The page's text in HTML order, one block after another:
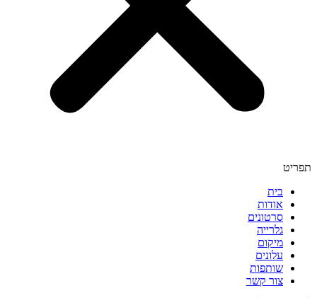
תפריט
בית
אודות
סרטונים
גלרייה
מיקום
עלונים
שותפות
צור קשר